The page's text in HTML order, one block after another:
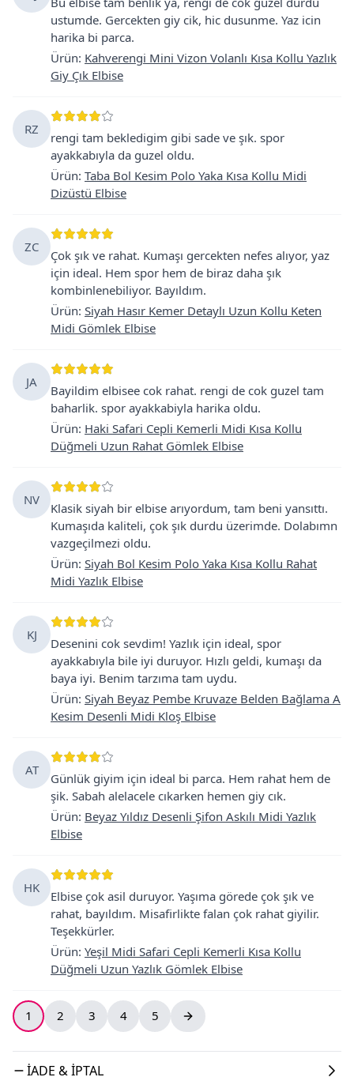
ustumde. Gercekten giy cik, hic dusunme. Yaz icin
harika bi parca.
Ürün: Kahverengi Mini Vizon Volanlı Kısa Kollu Yazlık
Giy Çık Elbise
RZ
rengi tam bekledigim gibi sade ve şık. spor
ayakkabıyla da guzel oldu.
Ürün: Taba Bol Kesim Polo Yaka Kısa Kollu Midi
Dizüstü Elbise
ZC
Çok şık ve rahat. Kumaşı gercekten nefes alıyor, yaz
için ideal. Hem spor hem de biraz daha şık
kombinlenebiliyor. Bayıldım.
Ürün: Siyah Hasır Kemer Detaylı Uzun Kollu Keten
Midi Gömlek Elbise
JA
Bayildim elbisee cok rahat. rengi de cok guzel tam
baharlik. spor ayakkabiyla harika oldu.
Ürün: Haki Safari Cepli Kemerli Midi Kısa Kollu
Düğmeli Uzun Rahat Gömlek Elbise
NV
Klasik siyah bir elbise arıyordum, tam beni yansıttı.
Kumaşıda kaliteli, çok şık durdu üzerimde. Dolabımn
vazgeçilmezi oldu.
Ürün: Siyah Bol Kesim Polo Yaka Kısa Kollu Rahat
Midi Yazlık Elbise
KJ
Desenini cok sevdim! Yazlık için ideal, spor
ayakkabıyla bile iyi duruyor. Hızlı geldi, kumaşı da
baya iyi. Benim tarzıma tam uydu.
Ürün: Siyah Beyaz Pembe Kruvaze Belden Bağlama A
Kesim Desenli Midi Kloş Elbise
AT
Günlük giyim için ideal bi parca. Hem rahat hem de
şik. Sabah alelacele cıkarken hemen giy cık.
Ürün: Beyaz Yıldız Desenli Şifon Askılı Midi Yazlık
Elbise
HK
Elbise çok asil duruyor. Yaşıma görede çok şık ve
rahat, bayıldım. Misafirlikte falan çok rahat giyilir.
Teşekkürler.
Ürün: Yeşil Midi Safari Cepli Kemerli Kısa Kollu
Düğmeli Uzun Yazlık Gömlek Elbise
1 2 3 4 5
İADE & İPTAL